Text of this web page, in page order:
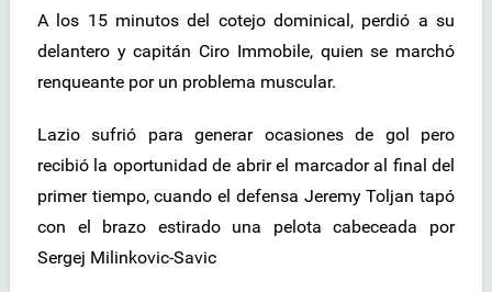
A los 15 minutos del cotejo dominical, perdió a su
delantero y capitán Ciro Immobile, quien se marchó
renqueante por un problema muscular.
Lazio sufrió para generar ocasiones de gol pero
recibió la oportunidad de abrir el marcador al final del
primer tiempo, cuando el defensa Jeremy Toljan tapó
con el brazo estirado una pelota cabeceada por
Sergej Milinkovic-Savic